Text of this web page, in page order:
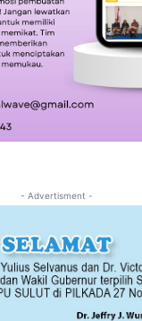
- Advertisment -